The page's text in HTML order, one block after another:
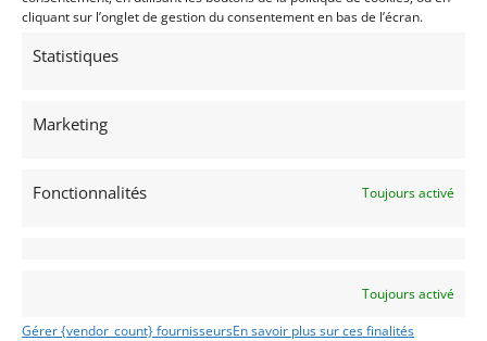
cliquant sur l’onglet de gestion du consentement en bas de l’écran.
Statistiques
Marketing
Fonctionnalités Toujours activé
Toujours activé
Gérer {vendor_count} fournisseursEn savoir plus sur ces finalités